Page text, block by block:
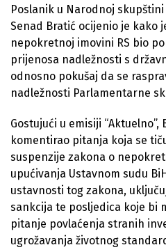
Poslanik u Narodnoj
Senad Bratić ocijenio je kako
nepokretnoj imovini RS bio
prijenosa nadležnosti s
odnosno pokušaj da se
nadležnosti Parlamentarne
Gostujući u emisiji “Aktuelno”,
komentirao pitanja koja se
suspenzije zakona o
upućivanja Ustavnom sudu
ustavnosti tog zakona,
sankcija te posljedica koje bi
pitanje povlaćenja stranih
ugrožavanja životnog